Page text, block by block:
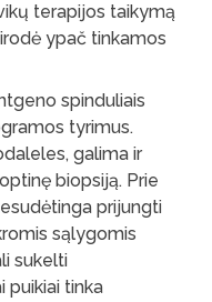
terapijos taikymą
ypač tinkamos
spinduliais
tyrimus.
galima ir
biopsiją. Prie
prijungti
sąlygomis
sukelti
puikiai tinka